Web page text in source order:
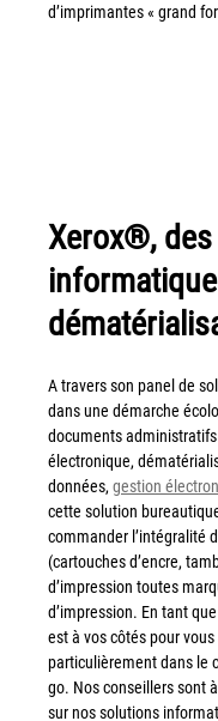
Monts du Lyonnais
Actualité
Rejoignez-nous
Tel : 04 37 64 64 02
Linkedin
XEROX I
Blog
d’imprimantes « grand
Xerox®,
A travers son panel de
dans une démarche
documents
électronique,
données, gestion
cette solution
commander l’intégralité
(cartouches d’encre,
d’impression toutes
d’impression. En tant
est à vos côtés pour
particulièrement dans le
go. Nos conseillers sont
sur nos solutions